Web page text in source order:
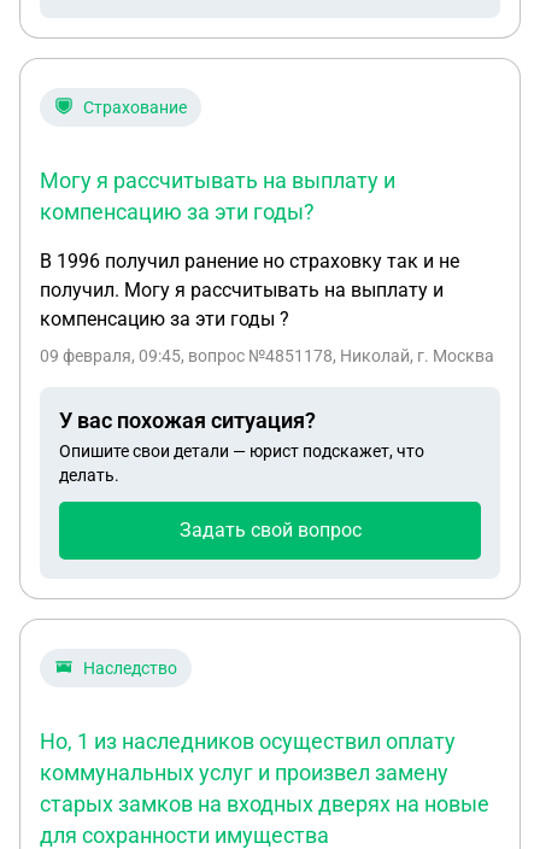
Страхование
Могу я рассчитывать на выплату и
компенсацию за эти годы?
В 1996 получил ранение но страховку так и не
получил. Могу я рассчитывать на выплату и
компенсацию за эти годы ?
09 февраля, 09:45, вопрос №4851178, Николай, г. Москва
У вас похожая ситуация?
Опишите свои детали — юрист подскажет, что
делать.
Задать свой вопрос
Наследство
Но, 1 из наследников осуществил оплату
коммунальных услуг и произвел замену
старых замков на входных дверях на новые
для сохранности имущества